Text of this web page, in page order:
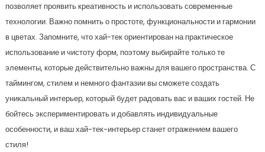
позволяет проявить креативность и использовать современные
технологии. Важно помнить о простоте, функциональности и гармонии
в цветах. Запомните, что хай-тек ориентирован на практическое
использование и чистоту форм, поэтому выбирайте только те
элементы, которые действительно важны для вашего пространства. С
таймингом, стилем и немного фантазии вы сможете создать
уникальный интерьер, который будет радовать вас и ваших гостей. Не
бойтесь экспериментировать и добавлять индивидуальные
особенности, и ваш хай-тек-интерьер станет отражением вашего
стиля!